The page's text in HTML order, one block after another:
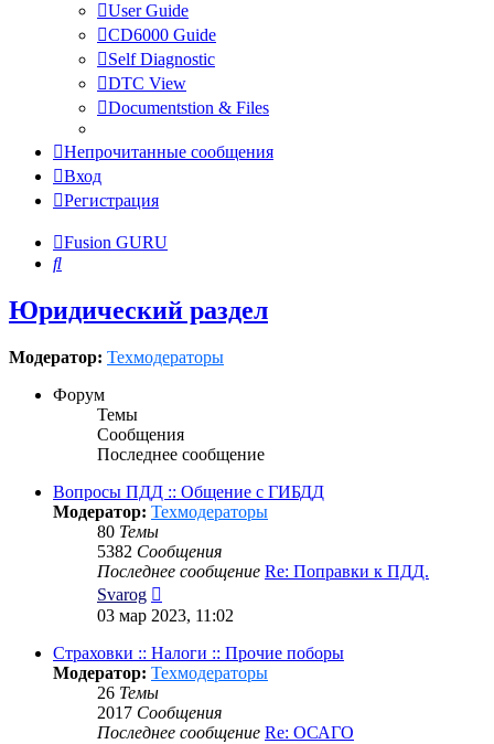
User Guide
CD6000 Guide
Self Diagnostic
DTC View
Documentstion & Files
Непрочитанные сообщения
Вход
Регистрация
Fusion GURU
Поиск
Юридический раздел
Модератор: Техмодераторы
Форум
Темы
Сообщения
Последнее сообщение
Вопросы ПДД :: Общение с ГИБДД
Модератор: Техмодераторы
80 Темы
5382 Сообщения
Последнее сообщение Re: Поправки к ПДД.
Svarog
к
последнему
сообщению
03 мар 2023, 11:02
Страховки :: Налоги :: Прочие поборы
Модератор: Техмодераторы
26 Темы
2017 Сообщения
Последнее сообщение Re: ОСАГО